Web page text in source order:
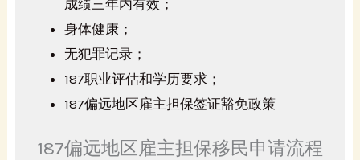
成绩三年内有效；
身体健康；
无犯罪记录；
187职业评估和学历要求；
187偏远地区雇主担保签证豁免政策
187偏远地区雇主担保移民申请流程